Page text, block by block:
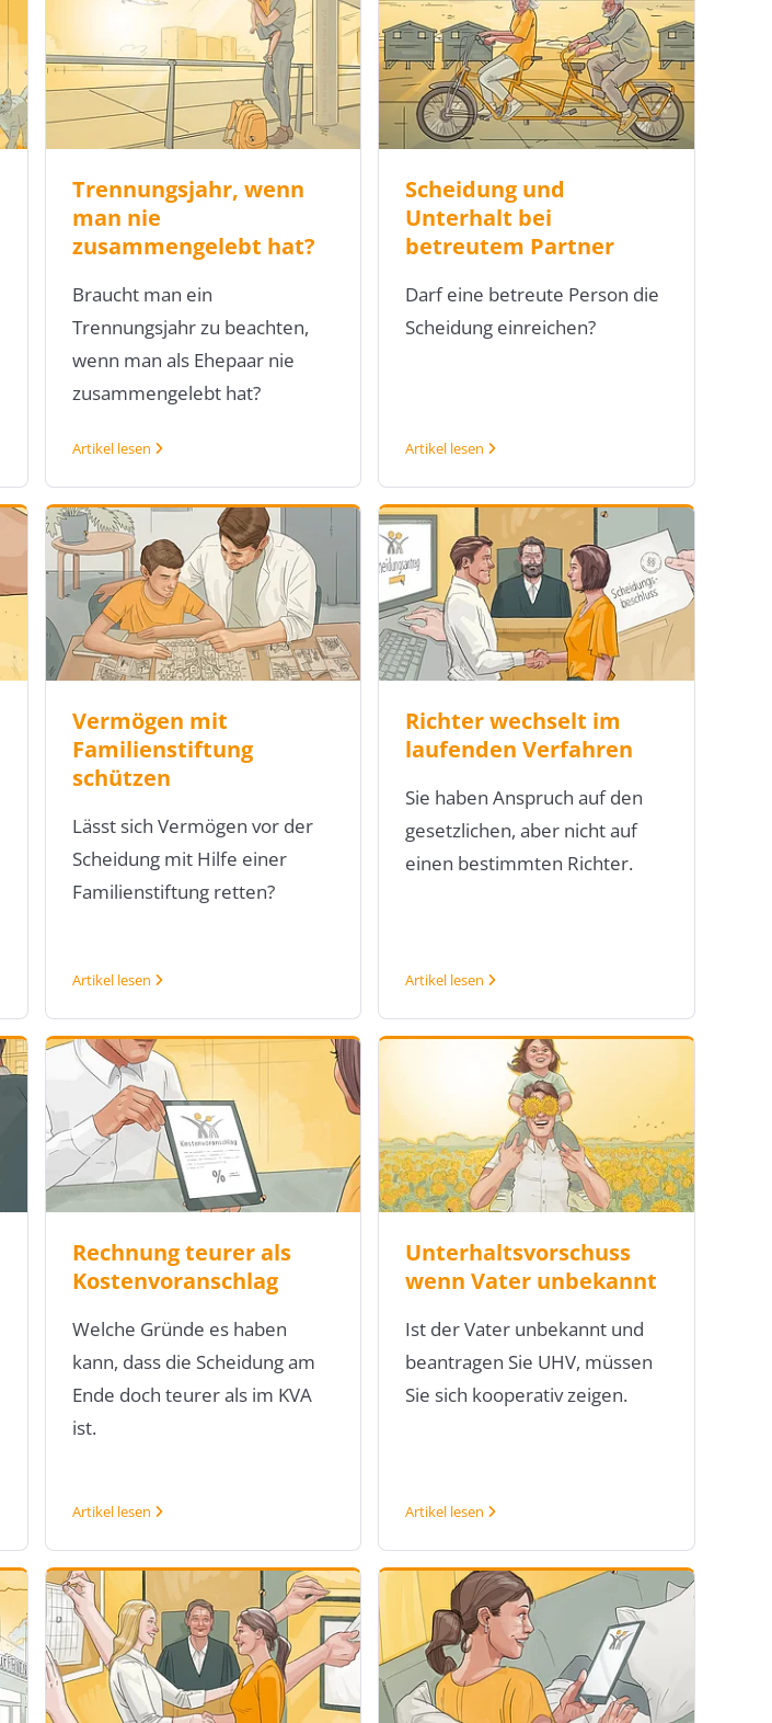
Trennungsjahr, wenn
man nie
zusammengelebt hat?
Braucht man ein
Trennungsjahr zu beachten,
wenn man als Ehepaar nie
zusammengelebt hat?
Artikel lesen
Scheidung und
Unterhalt bei
betreutem Partner
Darf eine betreute Person die
Scheidung einreichen?
Artikel lesen
Vermögen mit
Familienstiftung
schützen
Lässt sich Vermögen vor der
Scheidung mit Hilfe einer
Familienstiftung retten?
Artikel lesen
Richter wechselt im
laufenden Verfahren
Sie haben Anspruch auf den
gesetzlichen, aber nicht auf
einen bestimmten Richter.
Artikel lesen
Rechnung teurer als
Kostenvoranschlag
Welche Gründe es haben
kann, dass die Scheidung am
Ende doch teurer als im KVA
ist.
Artikel lesen
Unterhaltsvorschuss
wenn Vater unbekannt
Ist der Vater unbekannt und
beantragen Sie UHV, müssen
Sie sich kooperativ zeigen.
Artikel lesen